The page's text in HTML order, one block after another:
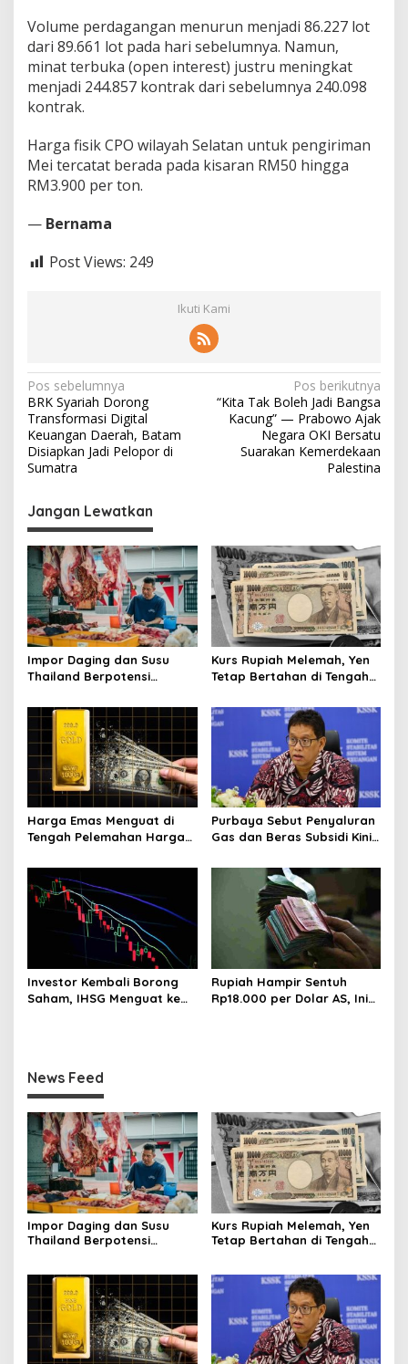
Volume perdagangan menurun menjadi 86.227 lot
dari 89.661 lot pada hari sebelumnya. Namun,
minat terbuka (open interest) justru meningkat
menjadi 244.857 kontrak dari sebelumnya 240.098
kontrak.
Harga fisik CPO wilayah Selatan untuk pengiriman
Mei tercatat berada pada kisaran RM50 hingga
RM3.900 per ton.
— Bernama
Post Views: 249
Ikuti Kami
N
a
v
i
a
s
i
p
o
s
Pos sebelumnya
BRK Syariah Dorong
Transformasi Digital
Keuangan Daerah, Batam
Disiapkan Jadi Pelopor di
Sumatra
Pos berikutnya
“Kita Tak Boleh Jadi Bangsa
Kacung” — Prabowo Ajak
Negara OKI Bersatu
Suarakan Kemerdekaan
Palestina
Jangan Lewatkan
Impor Daging dan Susu
Thailand Berpotensi
Perdagangan RI
Kurs Rupiah Melemah, Yen
Tetap Bertahan di Tengah
Harga Emas Menguat di
Tengah Pelemahan Harga
Purbaya Sebut Penyaluran
Gas dan Beras Subsidi Kini
Investor Kembali Borong
Saham, IHSG Menguat ke
Rupiah Hampir Sentuh
Rp18.000 per Dolar AS, Ini
News Feed
Impor Daging dan Susu
Thailand Berpotensi
Kurs Rupiah Melemah, Yen
Tetap Bertahan di Tengah